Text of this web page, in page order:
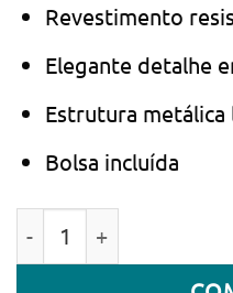
era:
Revestimento
Elegante detalhe
Estrutura metálica
Bolsa incluída